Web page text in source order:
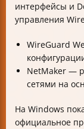
интерфейсы и
управления
WireGuard
NetMaker —
сетями на
На Windows
официальное